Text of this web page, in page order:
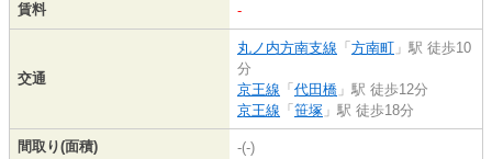
賃料 -
交通
丸ノ内方南支線 「 方南町 」駅 徒歩10
分
京王線 「 代田橋 」駅 徒歩12分
京王線 「 笹塚 」駅 徒歩18分
間取り(面積) -(-)